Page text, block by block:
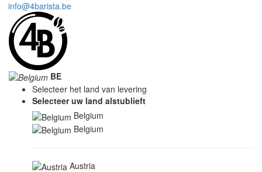
info@4barista.be
BE
Selecteer het land van levering
Selecteer uw land alstublieft
Belgium
Belgium
Austria